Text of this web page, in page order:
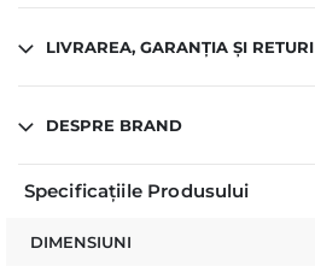
LIVRAREA, GARANȚIA ȘI RETURI
DESPRE BRAND
Specificațiile Produsului
DIMENSIUNI